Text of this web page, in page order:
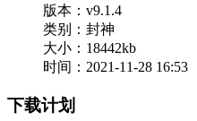
版本：v9.1.4
类别：封神
大小：18442kb
时间：2021-11-28 16:53
下载计划